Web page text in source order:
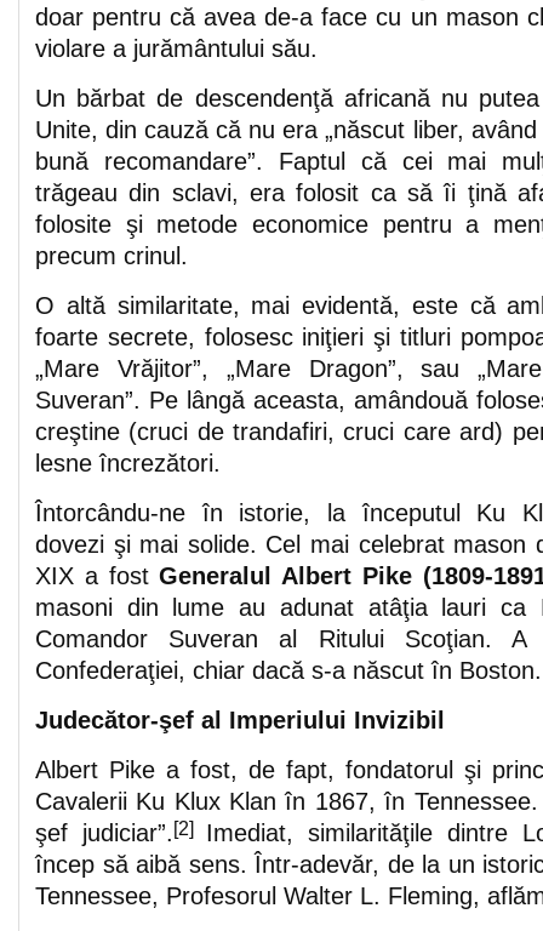
doar pentru că avea de-a face cu un mason
violare a jurământului său.
Un bărbat de descendenţă africană nu
Unite, din cauză că nu era „născut liber,
bună recomandare”. Faptul că cei mai
trăgeau din sclavi, era folosit ca să îi ţină
folosite şi metode economice pentru a
precum crinul.
O altă similaritate, mai evidentă, este că
foarte secrete, folosesc iniţieri şi titluri
„Mare Vrăjitor”, „Mare Dragon”, sau
Suveran”. Pe lângă aceasta, amândouă
creştine (cruci de trandafiri, cruci care ard)
lesne încrezători.
Întorcându-ne în istorie, la începutul Ku
dovezi şi mai solide. Cel mai celebrat mason
XIX a fostGeneralul Albert Pike (1809-
masoni din lume au adunat atâţia lauri ca
Comandor Suveran al Ritului Scoţian.
Confederaţiei, chiar dacă s-a născut în Boston.
Judecător-şef al Imperiului Invizibil
Albert Pike a fost, de fapt, fondatorul şi
Cavalerii Ku Klux Klan în 1867, în
şef judiciar”.[2] Imediat, similarităţile dintre
încep să aibă sens. Într-adevăr, de la un
Tennessee, Profesorul Walter L. Fleming,